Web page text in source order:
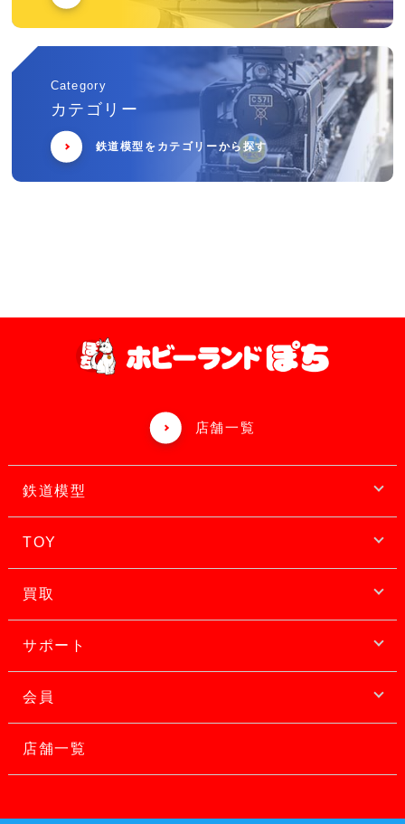
Category
カテゴリー
鉄道模型をカテゴリーから探す
店舗一覧
鉄道模型
TOY
買取
サポート
会員
店舗一覧